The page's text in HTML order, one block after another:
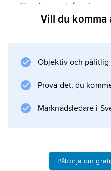
Fjord är en trång
kallas också
innebär att den är
Fjorden är en lång
tröskeln i närheten
Information
Vill du komma
Objektiv och pålitlig
Prova det, du
Marknadsledare i
Påbörja din